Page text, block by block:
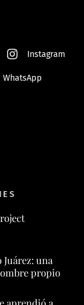
Instagram
WhatsApp
una
propio